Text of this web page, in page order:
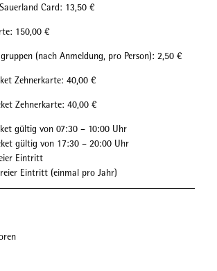
Card: 13,50 €
150,00 €
(nach Anmeldung, pro Person): 2,50 €
Zehnerkarte: 40,00 €
Zehnerkarte: 40,00 €
gültig von 07:30 – 10:00 Uhr
gültig von 17:30 – 20:00 Uhr
Eintritt
Eintritt (einmal pro Jahr)